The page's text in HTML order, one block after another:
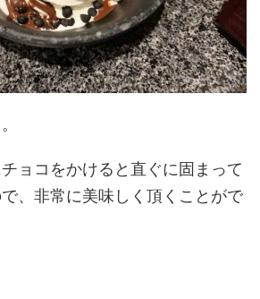
ョコをかけると直ぐに固まって
、非常に美味しく頂くことがで